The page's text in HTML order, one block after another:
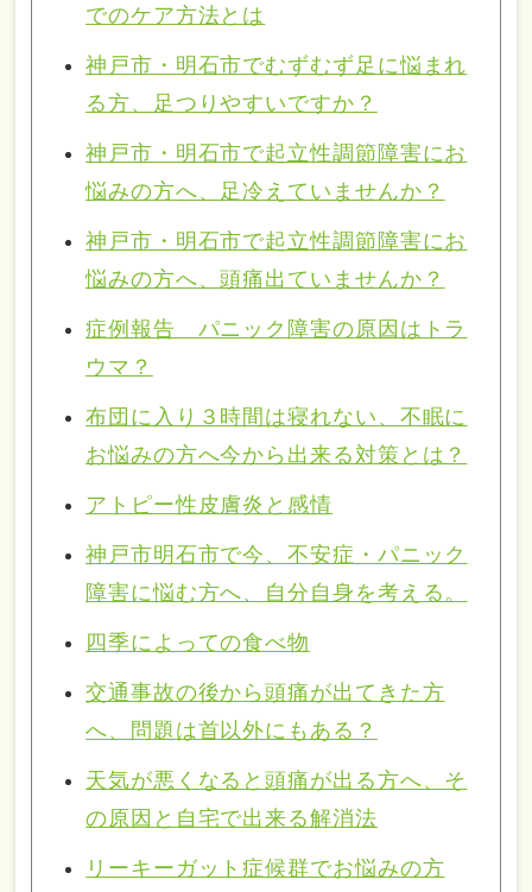
でのケア方法とは
神戸市・明石市でむずむず足に悩まれ
る方、足つりやすいですか？
神戸市・明石市で起立性調節障害にお
悩みの方へ、足冷えていませんか？
神戸市・明石市で起立性調節障害にお
悩みの方へ、頭痛出ていませんか？
症例報告 パニック障害の原因はトラ
ウマ？
布団に入り３時間は寝れない、不眠に
お悩みの方へ今から出来る対策とは？
アトピー性皮膚炎と感情
神戸市明石市で今、不安症・パニック
障害に悩む方へ、自分自身を考える。
四季によっての食べ物
交通事故の後から頭痛が出てきた方
へ、問題は首以外にもある？
天気が悪くなると頭痛が出る方へ、そ
の原因と自宅で出来る解消法
リーキーガット症候群でお悩みの方